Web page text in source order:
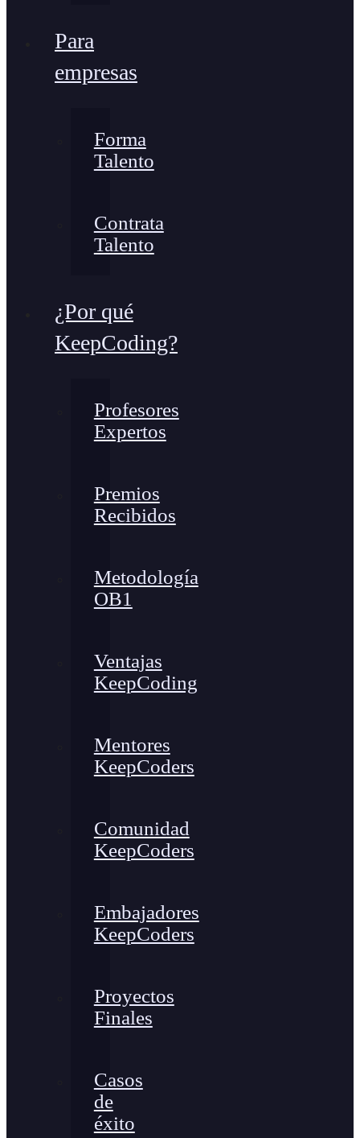
Para
empresas
Forma
Talento
Contrata
Talento
¿Por qué
KeepCoding?
Profesores
Expertos
Premios
Recibidos
Metodología
OB1
Ventajas
KeepCoding
Mentores
KeepCoders
Comunidad
KeepCoders
Embajadores
KeepCoders
Proyectos
Finales
Casos
de
éxito